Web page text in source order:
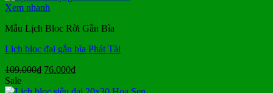
250.000₫.
Xem nhanh
Mẫu Lịch Bloc Rời Gắn Bìa
Lịch bloc đại gắn bìa Phát Tài
109.000₫ Giá
là:
76.000₫Giá
tại
Sale